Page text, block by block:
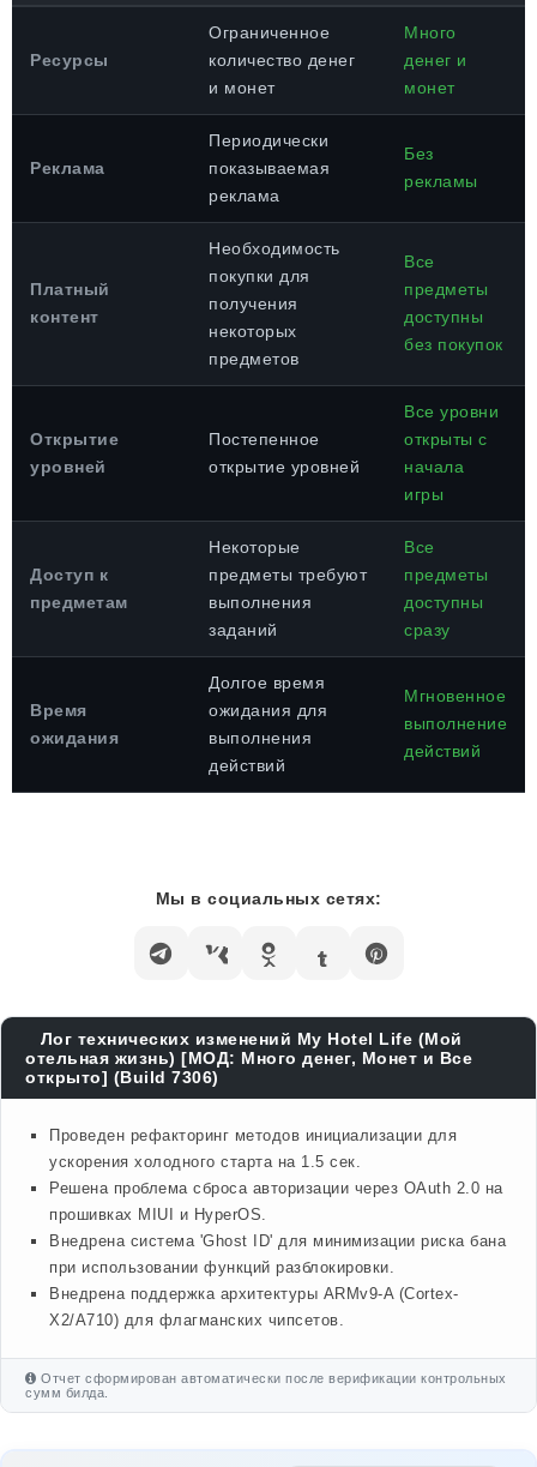
Ресурсы
Ограниченное
количество денег
и монет
Много
денег и
монет
Реклама
Периодически
показываемая
реклама
Без
рекламы
Платный
контент
Необходимость
покупки для
получения
некоторых
предметов
Все
предметы
доступны
без покупок
Открытие
уровней
Постепенное
открытие уровней
Все уровни
открыты с
начала
игры
Доступ к
предметам
Некоторые
предметы требуют
выполнения
заданий
Все
предметы
доступны
сразу
Время
ожидания
Долгое время
ожидания для
выполнения
действий
Мгновенное
выполнение
действий
Мы в социальных сетях:
Лог технических изменений My Hotel Life (Мой
отельная жизнь) [МОД: Много денег, Монет и Все
открыто] (Build 7306)
Проведен рефакторинг методов инициализации для
ускорения холодного старта на 1.5 сек.
Решена проблема сброса авторизации через OAuth 2.0 на
прошивках MIUI и HyperOS.
Внедрена система 'Ghost ID' для минимизации риска бана
при использовании функций разблокировки.
Внедрена поддержка архитектуры ARMv9-A (Cortex-
X2/A710) для флагманских чипсетов.
Отчет сформирован автоматически после верификации контрольных
сумм билда.